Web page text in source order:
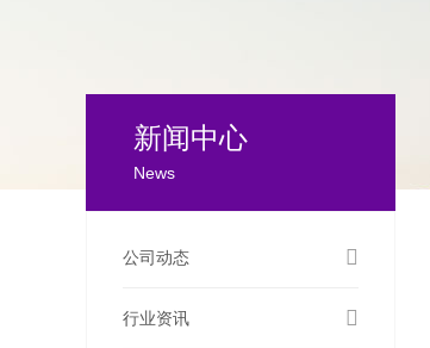
新闻中心
News
公司动态
行业资讯